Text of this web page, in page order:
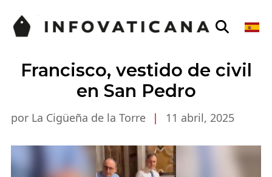
Francisco, vestido de civil
en San Pedro
por La Cigüeña de la Torre | 11 abril, 2025